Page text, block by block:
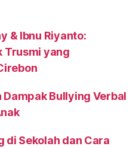
& Ibnu Riyanto:
Trusmi yang
Dampak Bullying Verbal
di Sekolah dan Cara